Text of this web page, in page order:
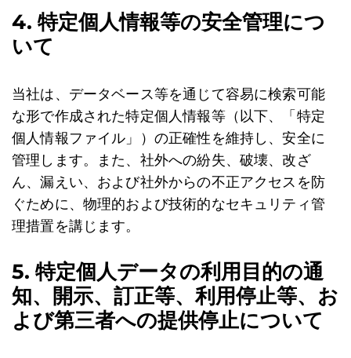
4. 特定個人情報等の安全管理につ
いて
当社は、データベース等を通じて容易に検索可能
な形で作成された特定個人情報等（以下、「特定
個人情報ファイル」）の正確性を維持し、安全に
管理します。また、社外への紛失、破壊、改ざ
ん、漏えい、および社外からの不正アクセスを防
ぐために、物理的および技術的なセキュリティ管
理措置を講じます。
5. 特定個人データの利用目的の通
知、開示、訂正等、利用停止等、お
よび第三者への提供停止について